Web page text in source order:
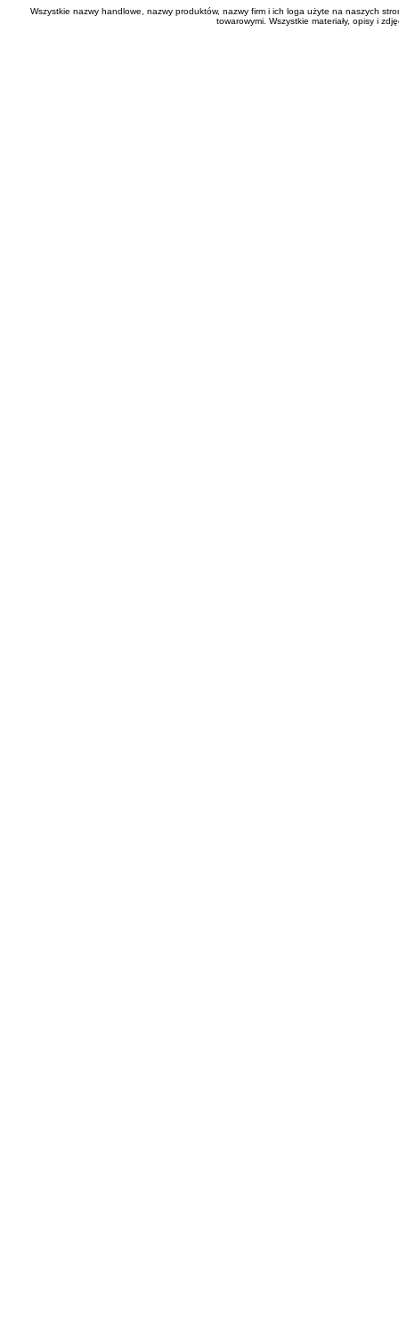
Wszystkie nazwy handlowe, nazwy produktów, nazwy firm i ich loga użyte na naszych
towarowymi. Wszystkie materiały, opisy i